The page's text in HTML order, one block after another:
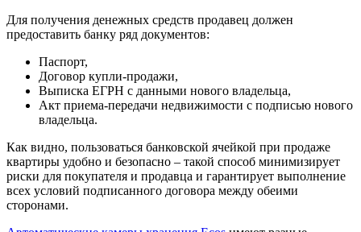
Для получения денежных средств продавец должен
предоставить банку ряд документов:
Паспорт,
Договор купли-продажи,
Выписка ЕГРН с данными нового владельца,
Акт приема-передачи недвижимости с подписью нового
владельца.
Как видно, пользоваться банковской ячейкой при продаже
квартиры удобно и безопасно – такой способ минимизирует
риски для покупателя и продавца и гарантирует выполнение
всех условий подписанного договора между обеими
сторонами.